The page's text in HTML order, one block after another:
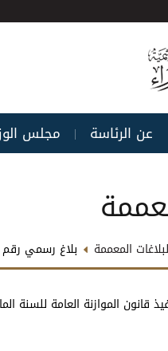
عن الرئاسة | مجلس
المعممة بلاغ رسمي رقم (1) لسنة 2026 لتنفيذ قانون الموازنة العامة للسنة